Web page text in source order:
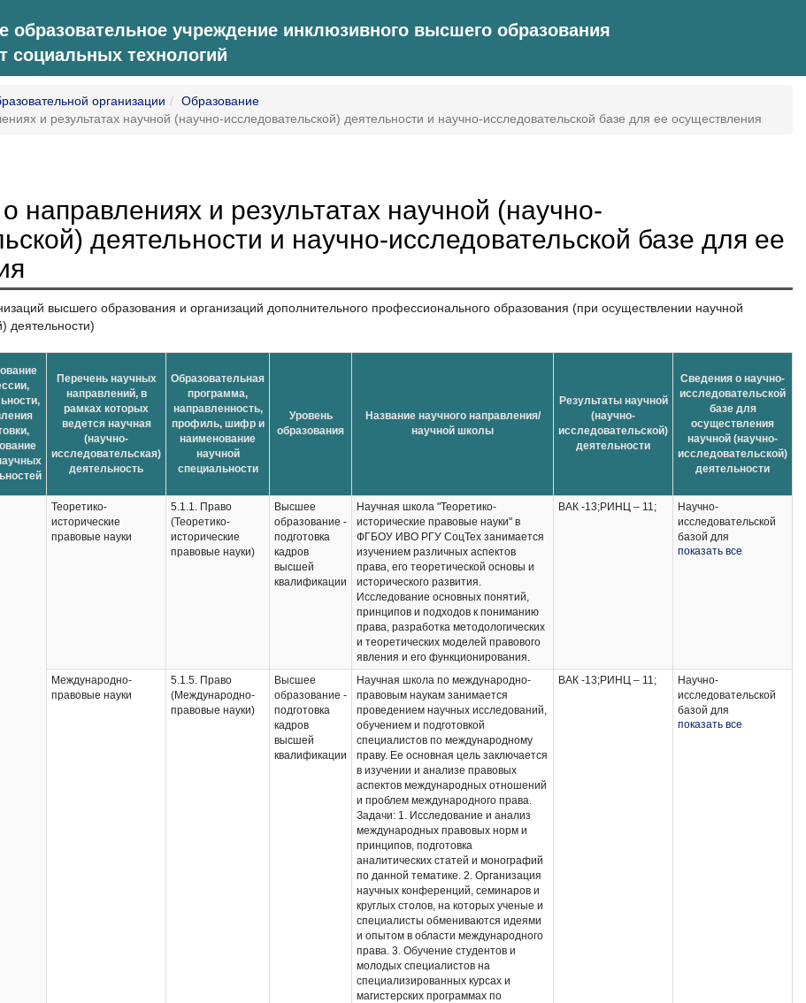
учреждение инклюзивного высшего образования
социальных технологий
организации
Образование
и результатах научной (научно-исследовательской) деятельности и научно-исследовательской базе для ее осуществления
направлениях и результатах научной (научно-
деятельности и научно-исследовательской базе для ее
высшего образования и организаций дополнительного профессионального образования (при осуществлении научной
деятельности)
Перечень научных
направлений, в
рамках которых
ведется научная
(научно-
исследовательская)
деятельность
Образовательная
программа,
направленность,
профиль, шифр и
наименование
научной
специальности
Уровень
образования
Название научного направления/
научной школы
Результаты научной
(научно-
исследовательской)
деятельности
Сведения о научно-
исследовательской
базе для
осуществления
научной (научно-
исследовательской)
деятельности
Теоретико-
исторические
правовые науки
5.1.1. Право
(Теоретико-
исторические
правовые науки)
Высшее
образование -
подготовка
кадров
высшей
квалификации
Научная школа "Теоретико-
исторические правовые науки" в
ФГБОУ ИВО РГУ СоцТех занимается
изучением различных аспектов
права, его теоретической основы и
исторического развития.
Исследование основных понятий,
принципов и подходов к пониманию
права, разработка методологических
и теоретических моделей правового
явления и его функционирования.
ВАК -13;РИНЦ – 11;
Научно-
исследовательской
базой для
осуществления
государственная
библиотека,
наработки
профессорско-
показать все
Международно-
правовые науки
5.1.5. Право
(Международно-
правовые науки)
Высшее
образование -
подготовка
кадров
высшей
квалификации
Научная школа по международно-
правовым наукам занимается
проведением научных исследований,
обучением и подготовкой
специалистов по международному
праву. Ее основная цель заключается
в изучении и анализе правовых
аспектов международных отношений
и проблем международного права.
Задачи: 1. Исследование и анализ
международных правовых норм и
принципов, подготовка
аналитических статей и монографий
по данной тематике. 2. Организация
научных конференций, семинаров и
круглых столов, на которых ученые и
специалисты обмениваются идеями
и опытом в области международного
права. 3. Обучение студентов и
молодых специалистов на
специализированных курсах и
магистерских программах по
ВАК -13;РИНЦ – 11;
Научно-
исследовательской
базой для
осуществления
показать все